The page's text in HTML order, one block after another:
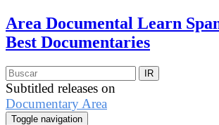
Area Documental Learn
Best Documentaries
Subtitled releases on
Documentary Area
Toggle navigation